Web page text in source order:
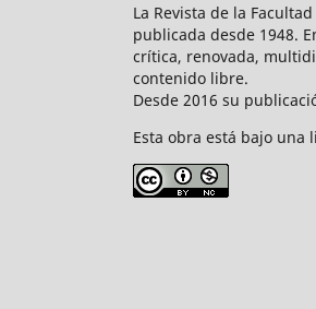
La Revista de la
publicada desde 1948.
crítica, renovada,
contenido libre.
Desde 2016 su
Esta obra está bajo una